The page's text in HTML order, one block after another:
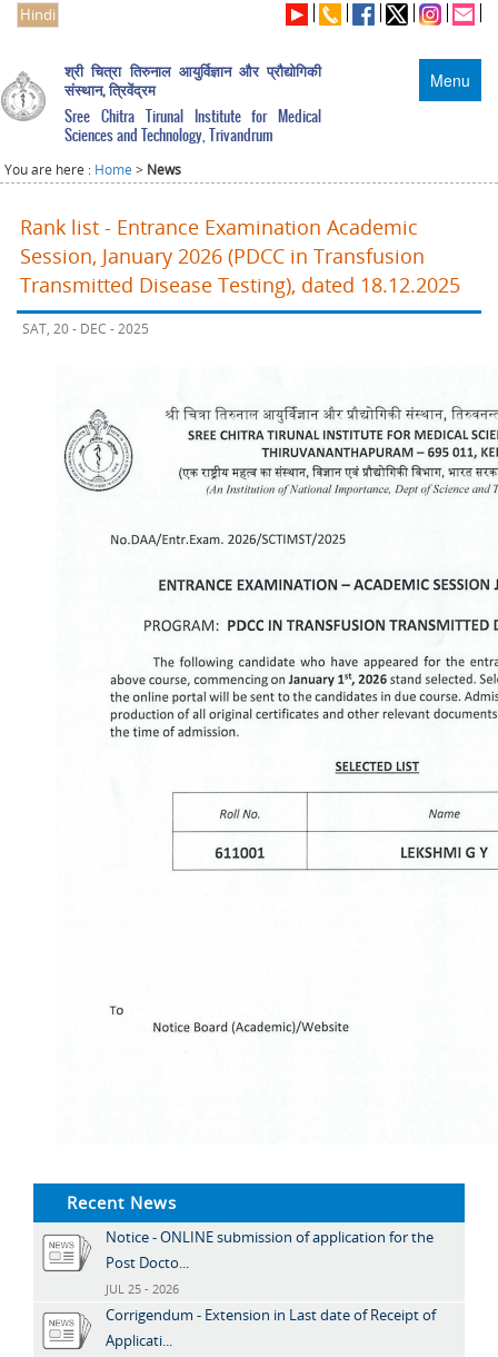
Hindi
Menu
श्री चित्रा तिरुनाल आयुर्विज्ञान और प्रौद्योगिकी
संस्थान, त्रिवेंद्रम
Sree Chitra Tirunal Institute for Medical
Sciences and Technology, Trivandrum
You are here : Home > News
Rank list - Entrance Examination Academic
Session, January 2026 (PDCC in Transfusion
Transmitted Disease Testing), dated 18.12.2025
SAT, 20 - DEC - 2025
Recent News
Notice - ONLINE submission of application for the
Post Docto...
JUL 25 - 2026
Corrigendum - Extension in Last date of Receipt of
Applicati...